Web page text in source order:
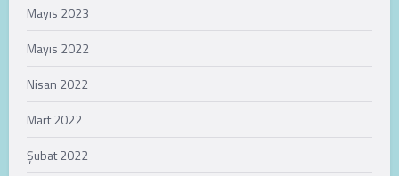
Mayıs 2023
Mayıs 2022
Nisan 2022
Mart 2022
Şubat 2022